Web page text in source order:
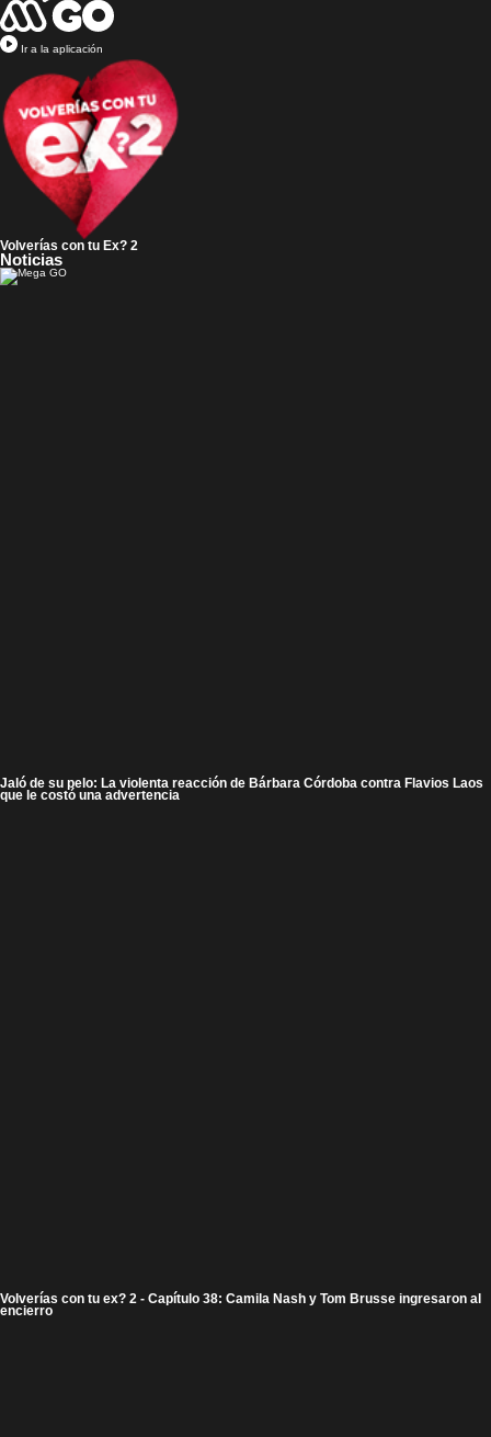
Ir a la aplicación
Volverías con tu Ex? 2
Noticias
Jaló de su pelo: La violenta reacción de Bárbara Córdoba contra Flavios Laos
que le costó una advertencia
Volverías con tu ex? 2 - Capítulo 38: Camila Nash y Tom Brusse ingresaron al
encierro